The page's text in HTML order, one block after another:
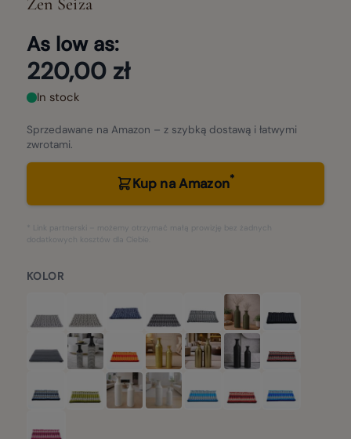
Zen Seiza
As low as:
220,00 zł
In stock
Sprzedawane na Amazon – z szybką dostawą i łatwymi
zwrotami.
Kup na Amazon*
* Link partnerski – możemy otrzymać małą prowizję bez żadnych
dodatkowych kosztów dla Ciebie.
KOLOR